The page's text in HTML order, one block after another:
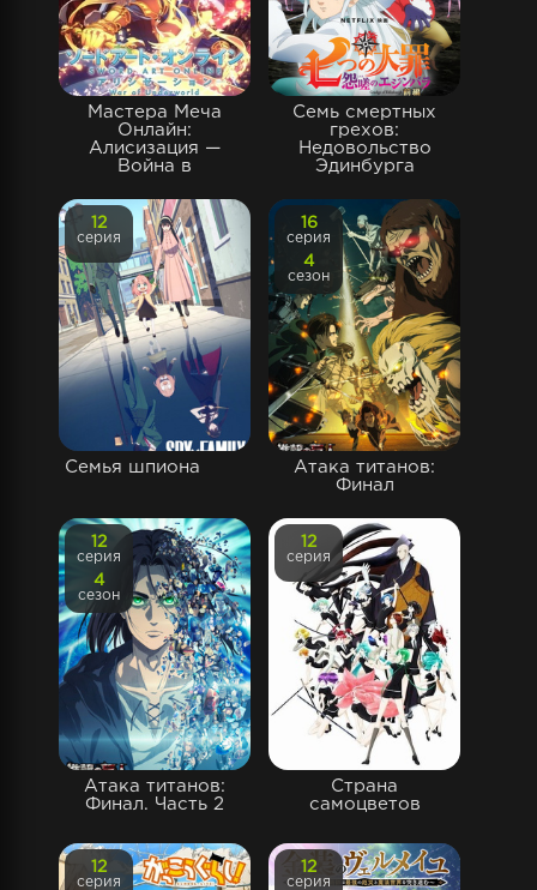
Мастера Меча
Онлайн:
Алисизация —
Война в
Семь смертных
грехов:
Недовольство
Эдинбурга
Семья шпиона
12
серия
Атака титанов:
Финал
16
серия
4
сезон
Атака титанов:
Финал. Часть 2
12
серия
4
сезон
Страна
самоцветов
12
серия
12
серия
12
серия